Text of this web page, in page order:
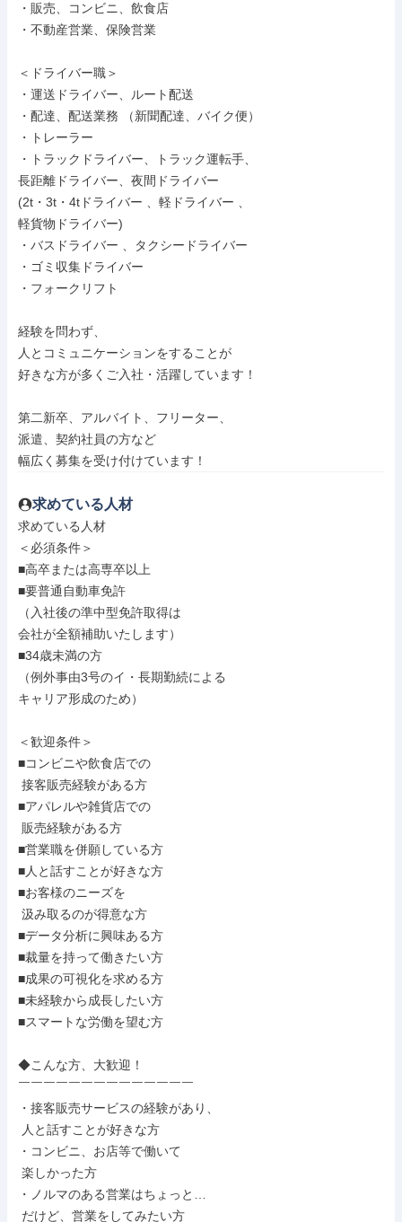
・販売、コンビニ、飲食店
・不動産営業、保険営業
＜ドライバー職＞
・運送ドライバー、ルート配送
・配達、配送業務 （新聞配達、バイク便）
・トレーラー
・トラックドライバー、トラック運転手、
長距離ドライバー、夜間ドライバー
(2t・3t・4tドライバー 、軽ドライバー 、
軽貨物ドライバー)
・バスドライバー 、タクシードライバー
・ゴミ収集ドライバー
・フォークリフト
経験を問わず、
人とコミュニケーションをすることが
好きな方が多くご入社・活躍しています！
第二新卒、アルバイト、フリーター、
派遣、契約社員の方など
幅広く募集を受け付けています！
求めている人材
求めている人材
＜必須条件＞
■高卒または高専卒以上
■要普通自動車免許
（入社後の準中型免許取得は
会社が全額補助いたします）
■34歳未満の方
（例外事由3号のイ・長期勤続による
キャリア形成のため）
＜歓迎条件＞
■コンビニや飲食店での
■アパレルや雑貨店での
■営業職を併願している方
■人と話すことが好きな方
■お客様のニーズを
■データ分析に興味ある方
■裁量を持って働きたい方
■成果の可視化を求める方
■未経験から成長したい方
■スマートな労働を望む方
◆こんな方、大歓迎！
￣￣￣￣￣￣￣￣￣￣￣￣￣￣
・接客販売サービスの経験があり、
・コンビニ、お店等で働いて
・ノルマのある営業はちょっと…